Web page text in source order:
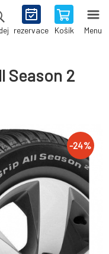
rezervace Košík Menu
Season 2
-24%